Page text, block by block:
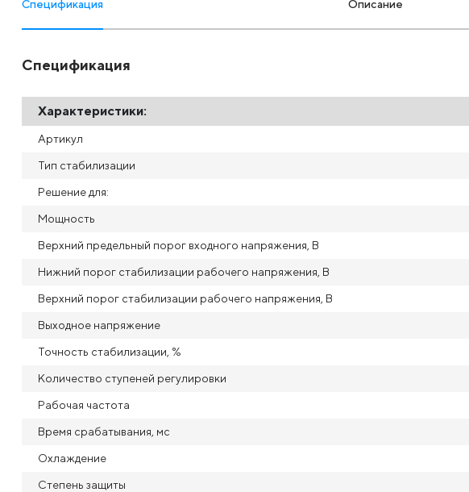
Спецификация Описание
Спецификация
Характеристики:
Артикул
Тип стабилизации
Решение для:
Мощность
Верхний предельный порог входного напряжения, В
Нижний порог стабилизации рабочего напряжения, В
Верхний порог стабилизации рабочего напряжения, В
Выходное напряжение
Точность стабилизации, %
Количество ступеней регулировки
Рабочая частота
Время срабатывания, мс
Охлаждение
Степень защиты